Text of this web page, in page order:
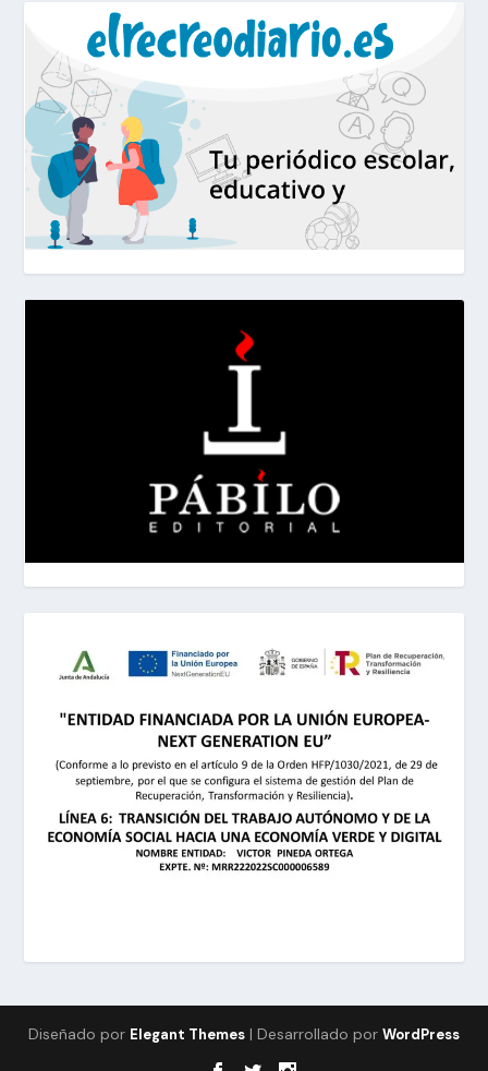
Diseñado por Elegant Themes | Desarrollado por WordPress